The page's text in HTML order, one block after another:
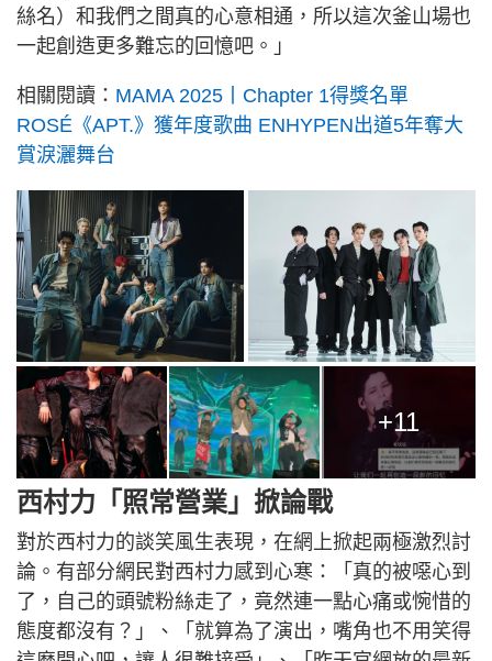
絲名）和我們之間真的心意相通，所以這次釜山場也
一起創造更多難忘的回憶吧。」
相關閱讀： MAMA 2025丨Chapter 1得獎名單
ROSÉ《APT.》獲年度歌曲 ENHYPEN出道5年奪大
賞淚灑舞台
+11
西村力「照常營業」掀論戰
對於西村力的談笑風生表現，在網上掀起兩極激烈討
論。有部分網民對西村力感到心寒：「真的被噁心到
了，自己的頭號粉絲走了，竟然連一點心痛或惋惜的
態度都沒有？」、「就算為了演出，嘴角也不用笑得